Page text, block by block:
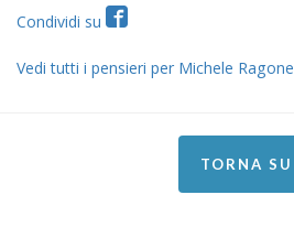
Condividi su
Vedi tutti i pensieri per Michele Ragone
TORNA SU